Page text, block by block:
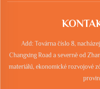
Add: Továrna číslo 8,
Changxing Road a severně od
materiálů, ekonomické rozvojové